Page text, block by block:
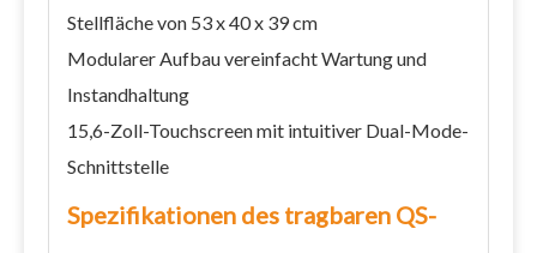
Stellfläche von 53 x 40 x 39 cm
Modularer Aufbau vereinfacht Wartung und
Instandhaltung
15,6-Zoll-Touchscreen mit intuitiver Dual-Mode-
Schnittstelle
Spezifikationen des tragbaren QS-